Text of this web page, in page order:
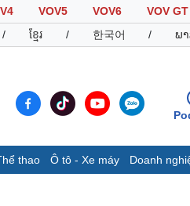
VOV5 VOV6
VOV GT
/ ខ្មែរ / 한국어 / ພ
thao Ô tô - Xe máy Doanh